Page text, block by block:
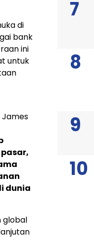
di
bank
ini
untuk
dunia
global